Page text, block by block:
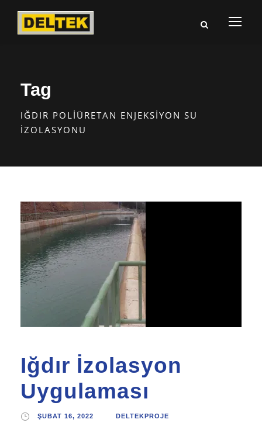
Tag
IĞDIR POLIÜRETAN ENJEKSIYON SU
İZOLASYONU
Iğdır İzolasyon
Uygulaması
ŞUBAT 16, 2022 DELTEKPROJE